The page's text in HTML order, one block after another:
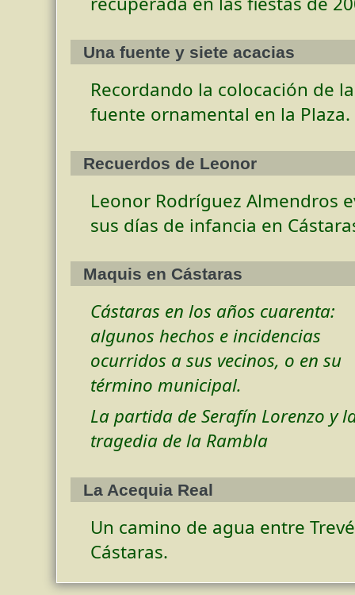
Una fuente y siete acacias
Recordando la colocación de la
fuente ornamental en la Plaza.
Recuerdos de Leonor
Leonor Rodríguez Almendros
sus días de infancia en
Maquis en Cástaras
Cástaras en los años cuarenta:
algunos hechos e incidencias
ocurridos a sus vecinos, o en su
término municipal.
La partida de Serafín Lorenzo y
tragedia de la Rambla
La Acequia Real
Un camino de agua entre
Cástaras.